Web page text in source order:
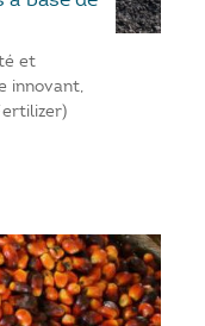
et
innovant,